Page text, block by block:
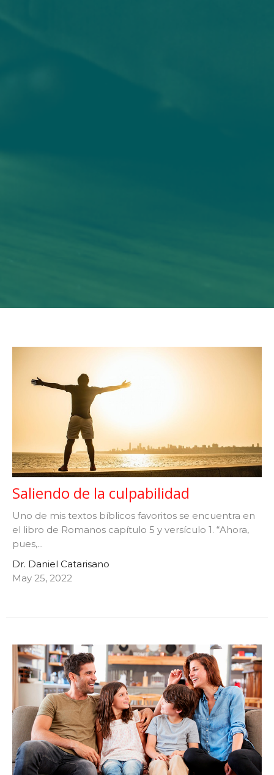
Saliendo de la culpabilidad
Uno de mis textos bíblicos favoritos se encuentra en
el libro de Romanos capítulo 5 y versículo 1. “Ahora,
pues,...
Dr. Daniel Catarisano
May 25, 2022